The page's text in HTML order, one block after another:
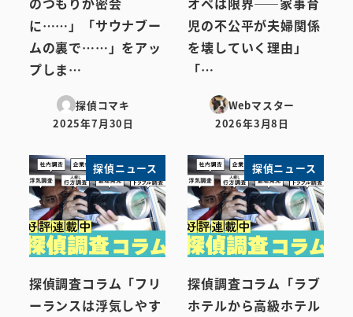
に……」「サウナブー
ムの裏で……」をアッ
プしま…
探偵コマキ
投稿日
2025年7月30日
児の不公平が夫婦関係
を壊していく理由」
「…
Webマスター
投稿日
2026年3月8日
探偵ニュース
探偵調査コラム「フリ
ーランスは浮気しやす
探偵ニュース
探偵調査コラム「ラブ
ホテルから高級ホテル